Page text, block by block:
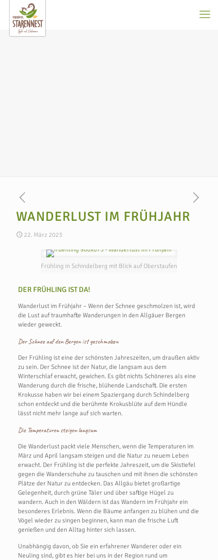
WANDERLUST IM FRÜHJAHR
22. März 2023
Frühling in Schindelberg mit Blick auf Oberstaufen
DER FRÜHLING IST DA!
Wanderlust im Frühjahr – Wenn der Schnee geschmolzen ist, wird
die Lust auf traumhafte Wanderungen in den Allgäuer Bergen
wieder geweckt.
Der Schnee auf den Bergen ist geschmolzen
Der Frühling ist eine der schönsten Jahreszeiten, um draußen aktiv
zu sein. Der Schnee ist der Natur, die langsam aus dem
Winterschlaf erwacht, gewichen. Es gibt nichts Schöneres als eine
Wanderung durch die frische, blühende Landschaft. Die ersten
Krokusse haben wir bei einem Spaziergang durch Schindelberg
schon entdeckt und die berühmte Krokusblüte auf dem Hündle
lässt nicht mehr lange auf sich warten.
Die Temperaturen steigen langsam
Die Wanderlust packt viele Menschen, wenn die Temperaturen im
März und April langsam steigen und die Natur zu neuem Leben
erwacht. Der Frühling ist die perfekte Jahreszeit, um die Skistiefel
gegen die Wanderschuhe zu tauschen und mit ihnen die schönsten
Plätze der Natur zu entdecken. Das Allgäu bietet großartige
Gelegenheit, durch grüne Täler und über saftige Hügel zu
wandern. Auch in den Wäldern ist das Wandern im Frühjahr ein
besonderes Erlebnis. Wenn die Bäume anfangen zu blühen und die
Vögel wieder zu singen beginnen, kann man die frische Luft
genießen und den Alltag hinter sich lassen.
Unabhängig davon, ob Sie ein erfahrener Wanderer oder ein
Neuling sind, gibt es hier bei uns in der Region rund um